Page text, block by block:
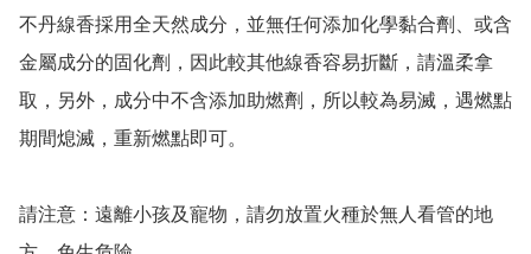
不丹線香採用全天然成分，並無任何添加化學黏合劑、或含
金屬成分的固化劑，因此較其他線香容易折斷，請溫柔拿
取，另外，成分中不含添加助燃劑，所以較為易滅，遇燃點
期間熄滅，重新燃點即可。
請注意：遠離小孩及寵物，請勿放置火種於無人看管的地